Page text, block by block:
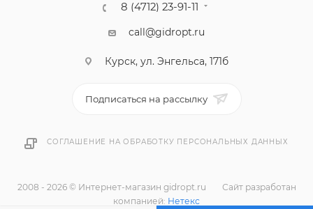
8 (4712) 23-91-11
call@gidropt.ru
Курск, ул. Энгельса, 171б
Подписаться на рассылку
СОГЛАШЕНИЕ НА ОБРАБОТКУ ПЕРСОНАЛЬНЫХ ДАННЫХ
2008 - 2026 © Интернет-магазин gidropt.ru
Сайт разработан
компанией: Нетекс